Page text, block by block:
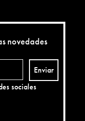
novedades
Enviar
sociales